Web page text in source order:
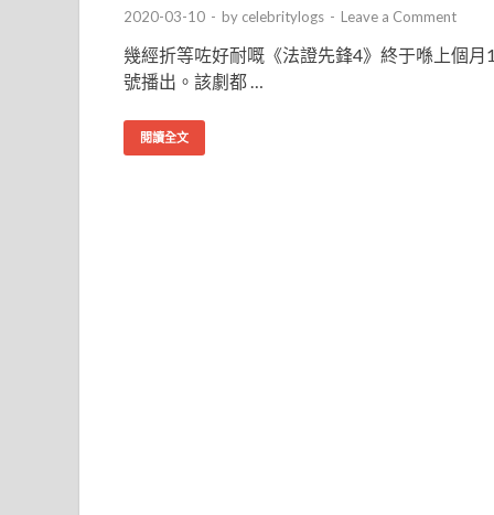
2020-03-10 - by celebritylogs - Leave a Comment
幾經折等咗好耐嘅《法證先鋒4》終于喺上個月
號播出。該劇都 …
閱讀全文